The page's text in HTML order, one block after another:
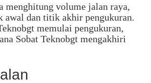
menghitung volume jalan raya,
awal dan titik akhir pengukuran.
memulai pengukuran,
Sobat Teknobgt mengakhiri